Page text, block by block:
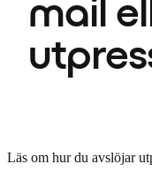
mail
Läs om hur du avslöjar